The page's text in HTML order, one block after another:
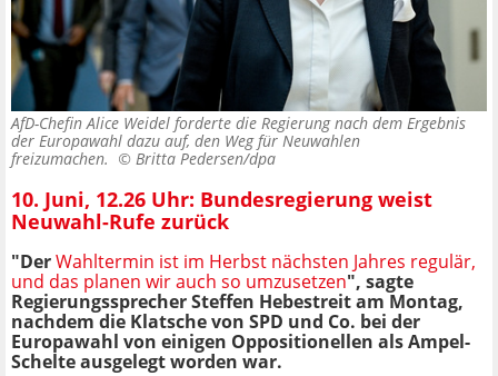
AfD-Chefin Alice Weidel forderte die Regierung nach dem Ergebnis
der Europawahl dazu auf, den Weg für Neuwahlen
freizumachen. © Britta Pedersen/dpa
10. Juni, 12.26 Uhr: Bundesregierung weist
Neuwahl-Rufe zurück
"DerWahltermin ist im Herbst nächsten Jahres regulär,
und das planen wir auch so umzusetzen", sagte
Regierungssprecher Steffen Hebestreit am Montag,
nachdem die Klatsche von SPD und Co. bei der
Europawahl von einigen Oppositionellen als Ampel-
Schelte ausgelegt worden war.